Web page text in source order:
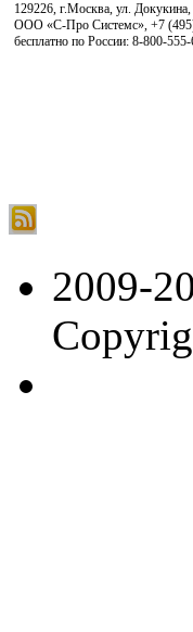
129226, г.Москва, ул. Докукина,
ООО «С-Про Системс», +7
бесплатно по России: 8-800-
2009-